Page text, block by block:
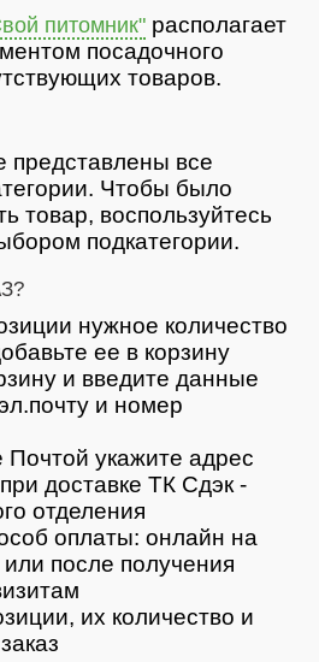
питомник" располагает
посадочного
товаров.
представлены все
Чтобы было
товар, воспользуйтесь
подкатегории.
нужное количество
ее в корзину
и введите данные
и номер
Почтой укажите адрес
доставке ТК Сдэк -
отделения
оплаты: онлайн на
после получения
их количество и